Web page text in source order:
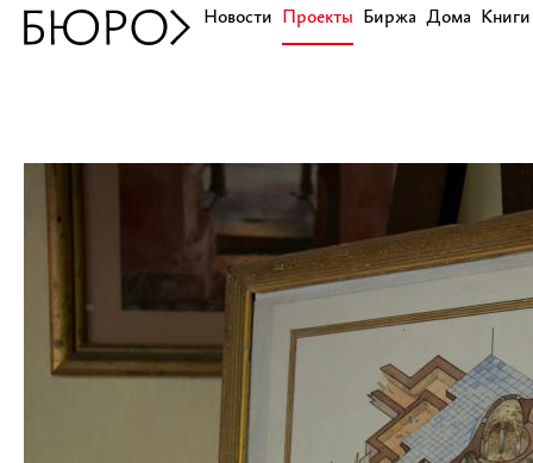
Новости Проекты Биржа Дома Книги